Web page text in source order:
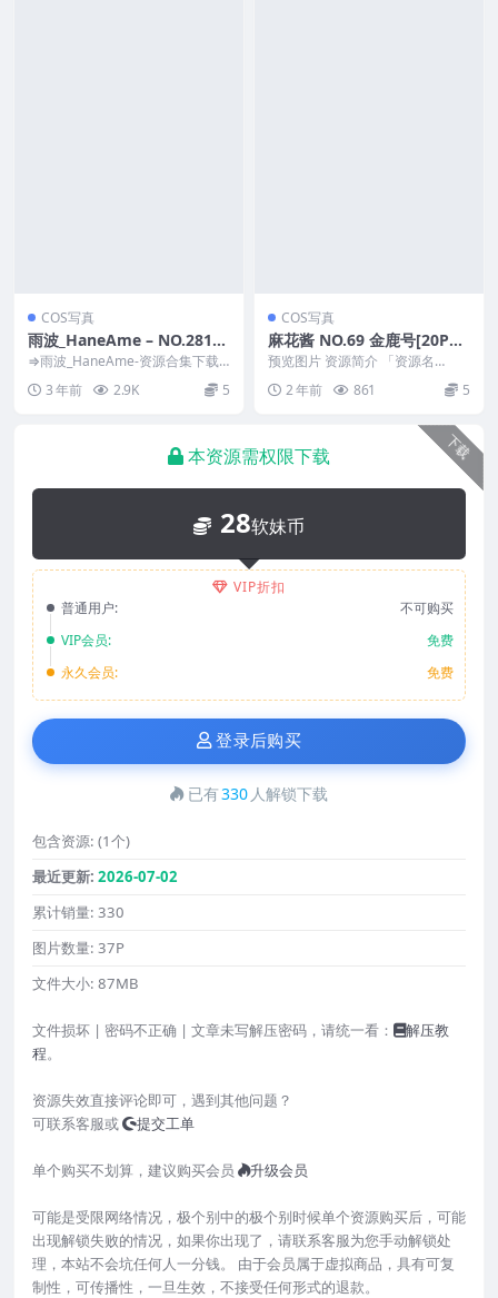
COS写真
雨波_HaneAme – NO.281
无职转生 – 普鲁赛娜[35P-21
2M]
⇒雨波_HaneAme-资源合集下载
称」：雨波_H...
3 年前 2.9K 5
COS写真
麻花酱 NO.69 金鹿号[20P1V
-220M]
预览图片 资源简介 「资源名
称」：麻花酱 NO.69 金鹿号[20P1
V-220...
2 年前 861 5
下载
本资源需权限下载
28软妹币
VIP折扣
普通用户:
不可购买
VIP会员:
免费
永久会员:
免费
登录后购买
已有330 人解锁下载
包含资源: (1个)
最近更新: 2026-07-02
累计销量: 330
图片数量: 37P
文件大小: 87MB
文件损坏 | 密码不正确 | 文章未写解压密码，请统一看：
解压教
程。
资源失效直接评论即可，遇到其他问题？
可联系客服或
提交工单
单个购买不划算，建议购买会员 升级会员
可能是受限网络情况，极个别中的极个别时候单个资源购买后，可能
出现解锁失败的情况，如果你出现了，请联系客服为您手动解锁处
理，本站不会坑任何人一分钱。 由于会员属于虚拟商品，具有可复
制性，可传播性，一旦生效，不接受任何形式的退款。